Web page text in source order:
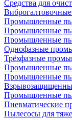
Средства для
Промышленные
Промышленные
Промышленные
Однофазные
Трёхфазные
Промышленные
Промышленные
Промышленные
Пневматические
Пылесосы для